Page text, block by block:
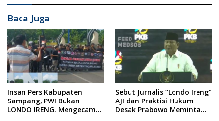
Baca Juga
Insan Pers Kabupaten
Sampang, PWI Bukan
LONDO IRENG. Mengecam
Sebut Jurnalis “Londo Ireng”
AJI dan Praktisi Hukum
Desak Prabowo Meminta